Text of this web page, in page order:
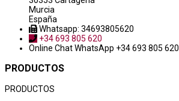
Murcia
España
Whatsapp: 34693805620
+34 693 805 620
Online ChatWhatsApp +34 693 805 620
PRODUCTOS
PRODUCTOS